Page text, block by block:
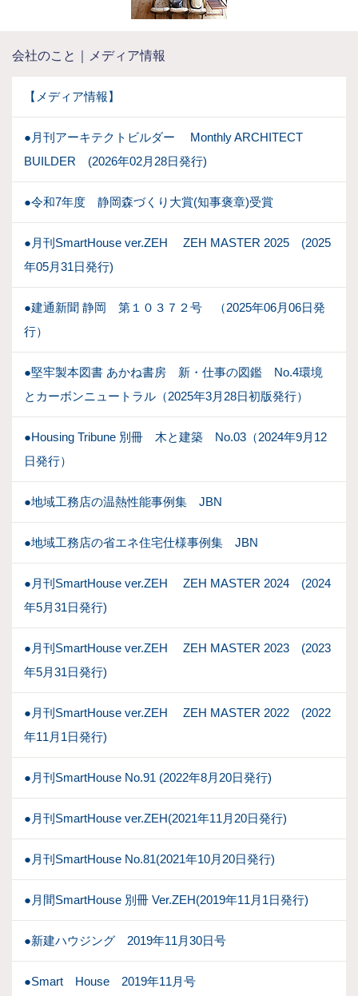
会社のこと｜メディア情報
【メディア情報】
●月刊アーキテクトビルダー Monthly ARCHITECT
BUILDER (2026年02月28日発行)
●令和7年度 静岡森づくり大賞(知事褒章)受賞
●月刊SmartHouse ver.ZEH ZEH MASTER 2025 (2025
年05月31日発行)
●建通新聞 静岡 第１０３７２号 （2025年06月06日発
行）
●堅牢製本図書 あかね書房 新・仕事の図鑑 No.4環境
とカーボンニュートラル（2025年3月28日初版発行）
●Housing Tribune 別冊 木と建築 No.03（2024年9月12
日発行）
●地域工務店の温熱性能事例集 JBN
●地域工務店の省エネ住宅仕様事例集 JBN
●月刊SmartHouse ver.ZEH ZEH MASTER 2024 (2024
年5月31日発行)
●月刊SmartHouse ver.ZEH ZEH MASTER 2023 (2023
年5月31日発行)
●月刊SmartHouse ver.ZEH ZEH MASTER 2022 (2022
年11月1日発行)
●月刊SmartHouse No.91 (2022年8月20日発行)
●月刊SmartHouse ver.ZEH(2021年11月20日発行)
●月刊SmartHouse No.81(2021年10月20日発行)
●月間SmartHouse 別冊 Ver.ZEH(2019年11月1日発行)
●新建ハウジング 2019年11月30日号
●Smart House 2019年11月号